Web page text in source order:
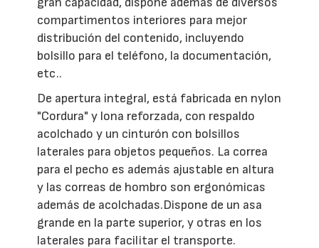
compartimentos interiores para mejor
distribución del contenido, incluyendo
bolsillo para el teléfono, la documentación,
etc..
De apertura integral, está fabricada en nylon
"Cordura" y lona reforzada, con respaldo
acolchado y un cinturón con bolsillos
laterales para objetos pequeños. La correa
para el pecho es además ajustable en altura
y las correas de hombro son ergonómicas
además de acolchadas.Dispone de un asa
grande en la parte superior, y otras en los
laterales para facilitar el transporte.